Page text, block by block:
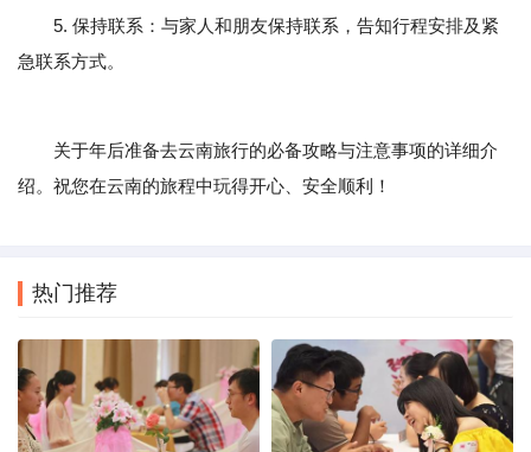
5. 保持联系：与家人和朋友保持联系，告知行程安排及紧
急联系方式。
关于年后准备去云南旅行的必备攻略与注意事项的详细介
绍。祝您在云南的旅程中玩得开心、安全顺利！
热门推荐